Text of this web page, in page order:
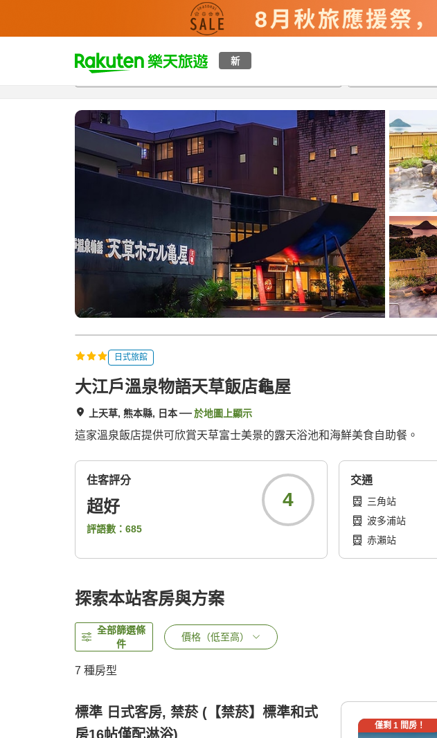
新
t
p
a
g
s
h
總覽客房與方案評語特點設施
日式旅館
大江戶溫泉物語天草飯店龜屋
上天草, 熊本縣, 日本 於地圖上顯示
這家溫泉飯店提供可欣賞天草富士美景的露天浴池和海鮮美食自助餐。
住客評分
超好
評語數： 685
4
交通
三角站
波多浦站
赤瀨站
探索本站客房與方案
全部篩選條
件
價格（低至高）
7 種房型
標準 日式客房, 禁菸 (【禁菸】標準和式
房16帖僅配淋浴)
僅剩 1間房！